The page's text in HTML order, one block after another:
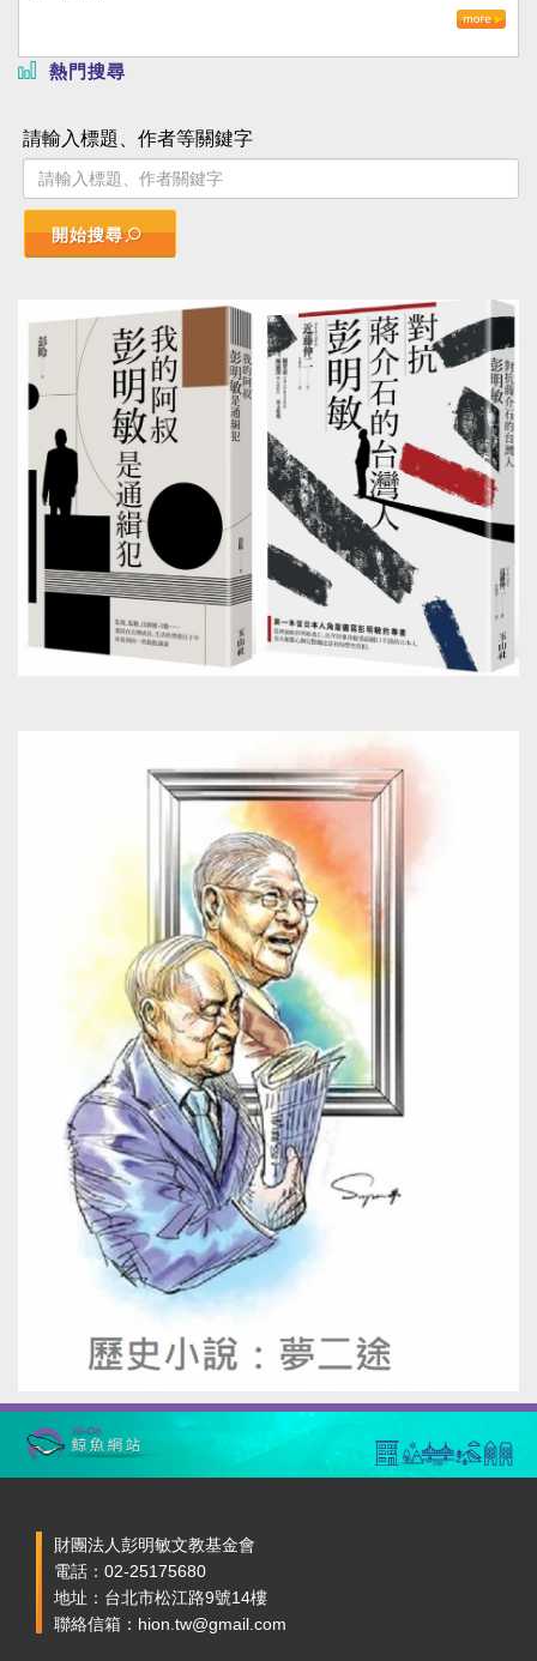
熱門搜尋
請輸入標題、作者等關鍵字
開始搜尋
財團法人彭明敏文教基金會
電話：02-25175680
地址：台北市松江路9號14樓
聯絡信箱：hion.tw@gmail.com